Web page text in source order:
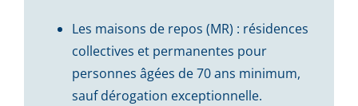
Les maisons de repos (MR) : résidences
collectives et permanentes pour
personnes âgées de 70 ans minimum,
sauf dérogation exceptionnelle.